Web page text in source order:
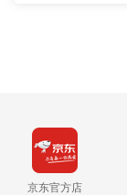
京东官方店